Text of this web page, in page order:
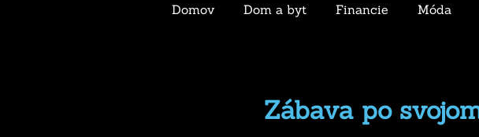
Domov Dom a byt Financie Móda
Zábava po